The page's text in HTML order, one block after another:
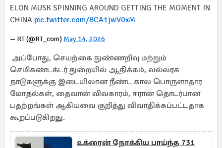
ELON MUSK SPINNING AROUND GETTING THE MOMENT IN
CHINA pic.twitter.com/BCA1jwV0xM
— RT (@RT_com) May 14, 2026
அப்போது, செயற்கை நுண்ணறிவு மற்றும்
செமிகண்டக்டர் துறையில் ஆதிக்கம், வல்லரசு
நாடுகளுக்கு இடையிலான நீண்ட கால பொருளாதார
மோதல்கள், தைவான் விவகாரம், ஈரான் தொடர்பான
பதற்றங்கள் ஆகியவை குறித்து விவாதிக்கப்பட்டதாக
கூறப்படுகிறது.
உக்ரைன் நோக்கிய பாய்ந்த 731